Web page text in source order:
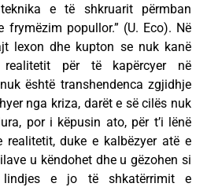
e të shkruarit përmban
frymëzim popullor.” (U. Eco). Në
lexon dhe kupton se nuk kanë
për të kapërcyer në
është transhendenca zgjidhje
nga kriza, darët e së cilës nuk
por i këpusin ato, për t’i lënë
realitetit, duke e kalbëzyer atë e
u këndohet dhe u gëzohen si
e jo të shkatërrimit e